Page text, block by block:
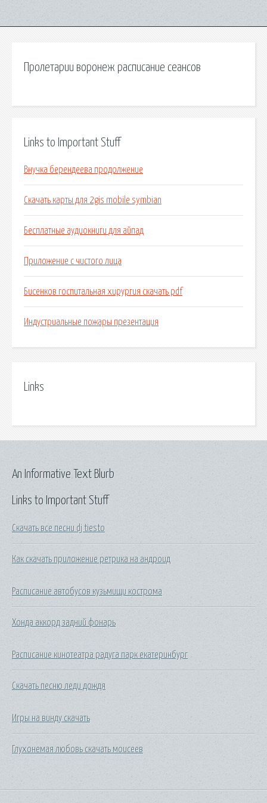
Пролетарии воронеж расписание сеансов
Links to Important Stuff
Внучка берендеева продолжение
Скачать карты для 2gis mobile symbian
Бесплатные аудиокниги для айпад
Приложение с чистого лица
Бисенков госпитальная хирургия скачать pdf
Индустриальные пожары презентация
Links
Links to Important Stuff
Скачать все песни dj tiesto
Как скачать приложение ретрика на андроид
Расписание автобусов кузьмищи кострома
Хонда аккорд задний фонарь
Расписание кинотеатра радуга парк екатеринбург
Скачать песню леди дождя
Игры на винду скачать
Глухонемая любовь скачать моисеев
An Informative Text Blurb